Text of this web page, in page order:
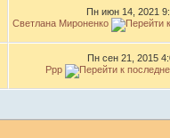
Пн июн 14, 2021
Светлана Мироненко
Пн сен 21, 2015
Ррр